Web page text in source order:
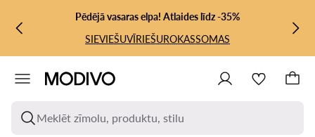
PĀRIET UZ GALVENO SATURU
PĀRIET UZ MEKLĒŠANUPēdējā vasaras elpa! Atlaides līdz -35%
SIEVIEŠUVĪRIEŠUROKASSOMAS
Meklēt zīmolu, produktu, stilu